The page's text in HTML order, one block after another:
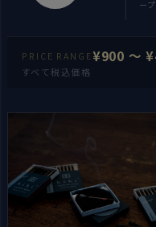
ー
PRICE RANGE ¥900 〜
すべて税込価格